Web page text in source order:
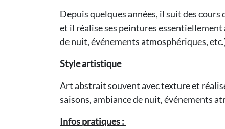
Depuis quelques années, il suit des
et il réalise ses peintures essentiellement
de nuit, événements atmosphériques,
Style artistique
Art abstrait souvent avec texture et
saisons, ambiance de nuit, événements
Infos pratiques :